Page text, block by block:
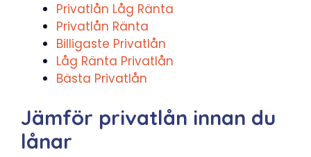
Privatlån Låg Ränta
Privatlån Ränta
Billigaste Privatlån
Låg Ränta Privatlån
Bästa Privatlån
Jämför privatlån innan du
lånar